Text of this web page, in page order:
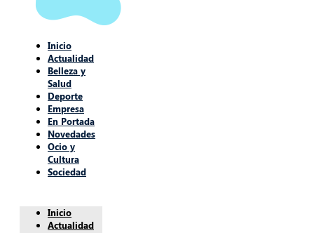
Inicio
Actualidad
Belleza y
Salud
Deporte
Empresa
En Portada
Novedades
Ocio y
Cultura
Sociedad
Inicio
Actualidad